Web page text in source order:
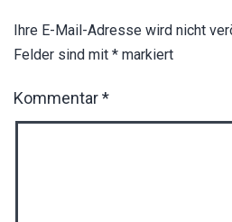
Ihre E-Mail-Adresse wird nicht
Felder sind mit * markiert
Kommentar*